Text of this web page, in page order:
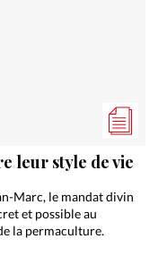
leur style de vie
Marc, le mandat divin
et possible au
la permaculture.